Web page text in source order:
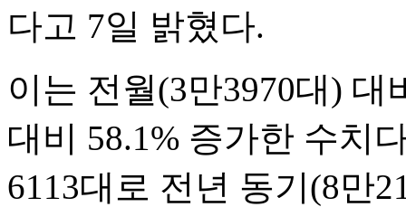
다고 7일 밝혔다.
이는 전월(3만3970대) 대
대비 58.1% 증가한 수치
6113대로 전년 동기(8만